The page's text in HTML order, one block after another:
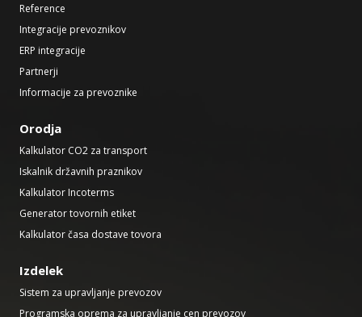
Reference
Integracije prevoznikov
ERP integracije
Partnerji
Informacije za prevoznike
Orodja
Kalkulator CO2 za transport
Iskalnik državnih praznikov
Kalkulator Incoterms
Generator tovornih etiket
Kalkulator časa dostave tovora
Izdelek
Sistem za upravljanje prevozov
Programska oprema za upravljanje cen prevozov